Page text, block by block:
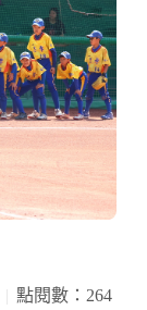
點閱數：264